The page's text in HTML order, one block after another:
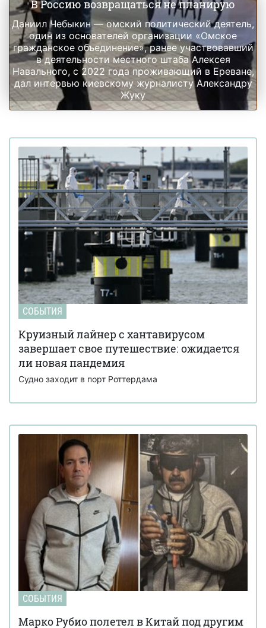
В Россию возвращаться не планирую
Даниил Чебыкин — омский политический деятель,
один из основателей организации «Омское
гражданское объединение», ранее участвовавший
в деятельности местного штаба Алексея
Навального, с 2022 года проживающий в Ереване,
дал интервью киевскому журналисту Александру
Жуку
СОБЫТИЯ
Круизный лайнер с хантавирусом
завершает свое путешествие: ожидается
ли новая пандемия
Судно заходит в порт Роттердама
СОБЫТИЯ
Марко Рубио полетел в Китай под другим